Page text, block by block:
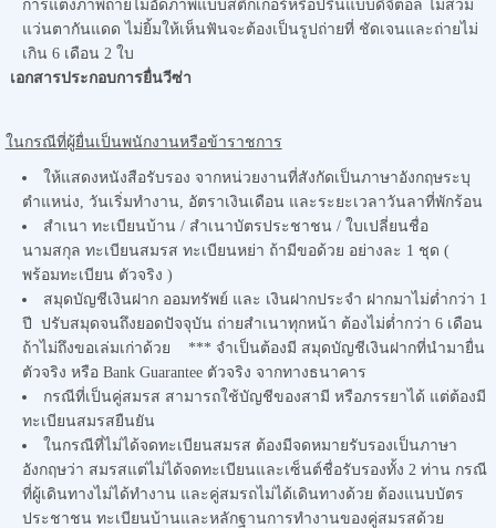
การแต่งภาพถ่ายไม่อัดภาพแบบสติ๊กเกอร์หรือปริ๊นแบบดิจิตอล ไม่สวม
แว่นตากันแดด ไม่ยิ้มให้เห็นฟันจะต้องเป็นรูปถ่ายที่ ชัดเจนและถ่ายไม่
เกิน 6 เดือน 2 ใบ
เอกสารประกอบการยื่นวีซ่า
ในกรณีที่ผู้ยื่นเป็นพนักงานหรือข้าราชการ
ให้แสดงหนังสือรับรอง จากหน่วยงานที่สังกัดเป็นภาษาอังกฤษระบุ
ตำแหน่ง, วันเริ่มทำงาน, อัตราเงินเดือน และระยะเวลาวันลาที่พักร้อน
สำเนา ทะเบียนบ้าน / สำเนาบัตรประชาชน / ใบเปลี่ยนชื่อ
นามสกุล ทะเบียนสมรส ทะเบียนหย่า ถ้ามีขอด้วย อย่างละ 1 ชุด (
พร้อมทะเบียน ตัวจริง )
สมุดบัญชีเงินฝาก ออมทรัพย์ และ เงินฝากประจำ ฝากมาไม่ต่ำกว่า 1
ปี ปรับสมุดจนถึงยอดปัจจุบัน ถ่ายสำเนาทุกหน้า ต้องไม่ต่ำกว่า 6 เดือน
ถ้าไม่ถึงขอเล่มเก่าด้วย *** จำเป็นต้องมี สมุดบัญชีเงินฝากที่นำมายื่น
ตัวจริง หรือ Bank Guarantee ตัวจริง จากทางธนาคาร
กรณีที่เป็นคู่สมรส สามารถใช้บัญชีของสามี หรือภรรยาได้ แต่ต้องมี
ทะเบียนสมรสยืนยัน
ในกรณีที่ไม่ได้จดทะเบียนสมรส ต้องมีจดหมายรับรองเป็นภาษา
อังกฤษว่า สมรสแต่ไม่ได้จดทะเบียนและเซ็นต์ชื่อรับรองทั้ง 2 ท่าน กรณี
ที่ผู้เดินทางไม่ได้ทำงาน และคู่สมรถไม่ได้เดินทางด้วย ต้องแนบบัตร
ประชาชน ทะเบียนบ้านและหลักฐานการทำงานของคู่สมรสด้วย